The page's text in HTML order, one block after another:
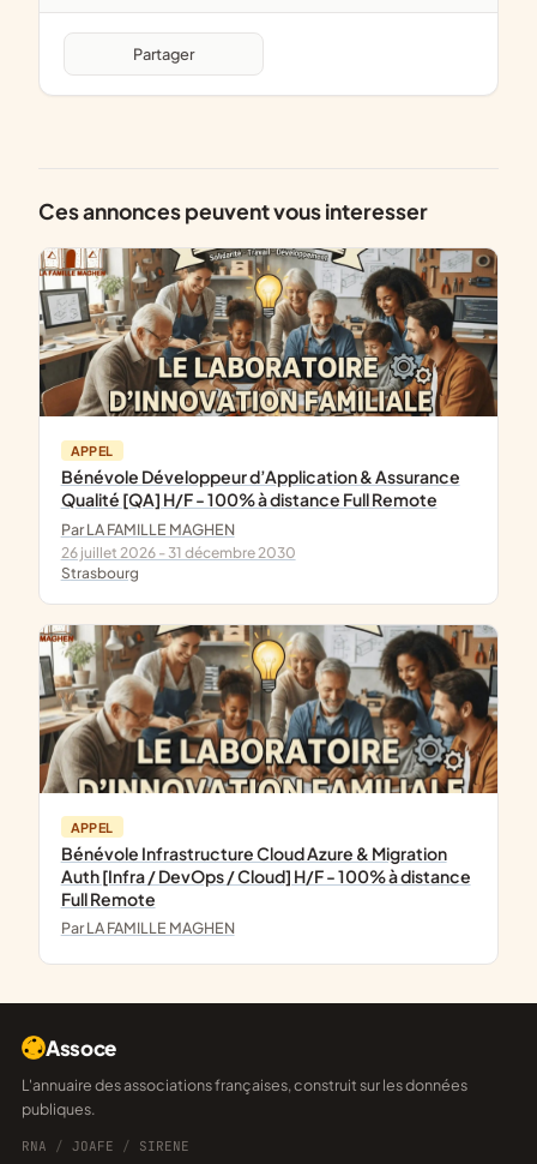
Partager
Ces annonces peuvent vous interesser
APPEL
Bénévole Développeur d’Application & Assurance
Qualité [QA] H/F - 100% à distance Full Remote
Par LA FAMILLE MAGHEN
26 juillet 2026 - 31 décembre 2030
Strasbourg
APPEL
Bénévole Infrastructure Cloud Azure & Migration
Auth [Infra / DevOps / Cloud] H/F - 100% à distance
Full Remote
Par LA FAMILLE MAGHEN
Assoce
L'annuaire des associations françaises, construit sur les données
publiques.
RNA / JOAFE / SIRENE